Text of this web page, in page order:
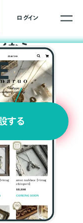
ログイン
なら
する
由